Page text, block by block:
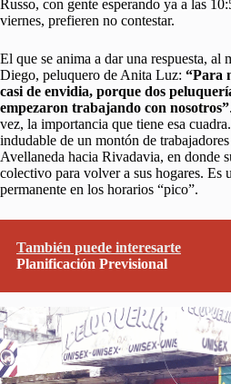
Russo, con gente esperando ya a las
viernes, prefieren no contestar.
El que se anima a dar una respuesta, al
Diego, peluquero de Anita Luz: “Para
casi de envidia, porque dos
empezaron trabajando con nosotros”
vez, la importancia que tiene esa
indudable de un montón de
Avellaneda hacia Rivadavia, en donde
colectivo para volver a sus hogares. Es
permanente en los horarios “pico”.
También puede interesarte
Planificación Previsional